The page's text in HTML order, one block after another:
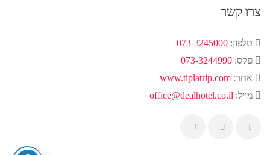
צרו קשר
טלפון: 073-3245000
פקס: 073-3244990
אתר: www.tiplatrip.com
מייל: office@dealhotel.co.il